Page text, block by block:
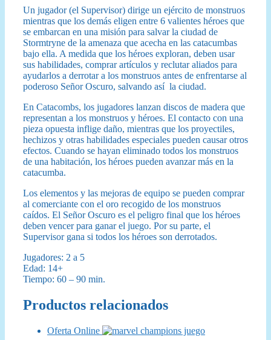
Un jugador (el Supervisor) dirige un ejército de monstruos
mientras que los demás eligen entre 6 valientes héroes que
se embarcan en una misión para salvar la ciudad de
Stormtryne de la amenaza que acecha en las catacumbas
bajo ella. A medida que los héroes exploran, deben usar
sus habilidades, comprar artículos y reclutar aliados para
ayudarlos a derrotar a los monstruos antes de enfrentarse al
poderoso Señor Oscuro, salvando así la ciudad.
En Catacombs, los jugadores lanzan discos de madera que
representan a los monstruos y héroes. El contacto con una
pieza opuesta inflige daño, mientras que los proyectiles,
hechizos y otras habilidades especiales pueden causar otros
efectos. Cuando se hayan eliminado todos los monstruos
de una habitación, los héroes pueden avanzar más en la
catacumba.
Los elementos y las mejoras de equipo se pueden comprar
al comerciante con el oro recogido de los monstruos
caídos. El Señor Oscuro es el peligro final que los héroes
deben vencer para ganar el juego. Por su parte, el
Supervisor gana si todos los héroes son derrotados.
Jugadores: 2 a 5
Edad: 14+
Tiempo: 60 – 90 min.
Productos relacionados
Oferta Online